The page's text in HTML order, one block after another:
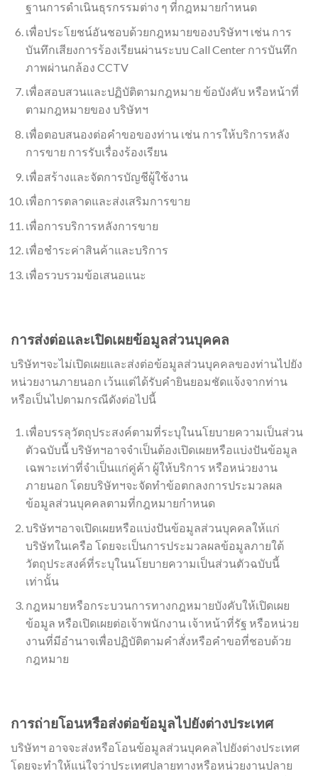
ฐานการดำเนินธุรกรรมต่าง ๆ ที่กฎหมายกำหนด
เพื่อประโยชน์อันชอบด้วยกฎหมายของบริษัทฯ เช่น การ
บันทึกเสียงการร้องเรียนผ่านระบบ Call Center การบันทึก
ภาพผ่านกล้อง CCTV
เพื่อสอบสวนและปฏิบัติตามกฎหมาย ข้อบังคับ หรือหน้าที่
ตามกฎหมายของ บริษัทฯ
เพื่อตอบสนองต่อคำขอของท่าน เช่น การให้บริการหลัง
การขาย การรับเรื่องร้องเรียน
เพื่อสร้างและจัดการบัญชีผู้ใช้งาน
เพื่อการตลาดและส่งเสริมการขาย
เพื่อการบริการหลังการขาย
เพื่อชำระค่าสินค้าและบริการ
เพื่อรวบรวมข้อเสนอแนะ
การส่งต่อและเปิดเผยข้อมูลส่วนบุคคล
บริษัทฯจะไม่เปิดเผยและส่งต่อข้อมูลส่วนบุคคลของท่านไปยัง
หน่วยงานภายนอก เว้นแต่ได้รับคำยินยอมชัดแจ้งจากท่าน
หรือเป็นไปตามกรณีดังต่อไปนี้
เพื่อบรรลุวัตถุประสงค์ตามที่ระบุในนโยบายความเป็นส่วน
ตัวฉบับนี้ บริษัทฯอาจจำเป็นต้องเปิดเผยหรือแบ่งปันข้อมูล
เฉพาะเท่าที่จำเป็นแก่คู่ค้า ผู้ให้บริการ หรือหน่วยงาน
ภายนอก โดยบริษัทฯจะจัดทำข้อตกลงการประมวลผล
ข้อมูลส่วนบุคคลตามที่กฎหมายกำหนด
บริษัทฯอาจเปิดเผยหรือแบ่งปันข้อมูลส่วนบุคคลให้แก่
บริษัทในเครือ โดยจะเป็นการประมวลผลข้อมูลภายใต้
วัตถุประสงค์ที่ระบุในนโยบายความเป็นส่วนตัวฉบับนี้
เท่านั้น
กฎหมายหรือกระบวนการทางกฎหมายบังคับให้เปิดเผย
ข้อมูล หรือเปิดเผยต่อเจ้าพนักงาน เจ้าหน้าที่รัฐ หรือหน่วย
งานที่มีอำนาจเพื่อปฏิบัติตามคำสั่งหรือคำขอที่ชอบด้วย
กฎหมาย
การถ่ายโอนหรือส่งต่อข้อมูลไปยังต่างประเทศ
บริษัทฯ อาจจะส่งหรือโอนข้อมูลส่วนบุคคลไปยังต่างประเทศ
โดยจะทำให้แน่ใจว่าประเทศปลายทางหรือหน่วยงานปลาย